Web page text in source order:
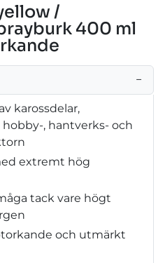
/
400 ml
−
karossdelar,
, hantverks- och
extremt hög
tack vare högt
och utmärkt